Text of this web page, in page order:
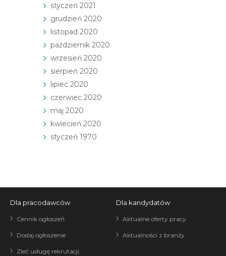
styczeń 2021
grudzień 2020
listopad 2020
październik 2020
wrzesień 2020
sierpień 2020
lipiec 2020
czerwiec 2020
maj 2020
kwiecień 2020
styczeń 1970
Dla pracodawców
Cennik ogłoszeń
Dodaj ogłoszenie
Zleć usługę rekrutacji
Dla kandydatów
Aktualne oferty pracy
Aktualności z branży